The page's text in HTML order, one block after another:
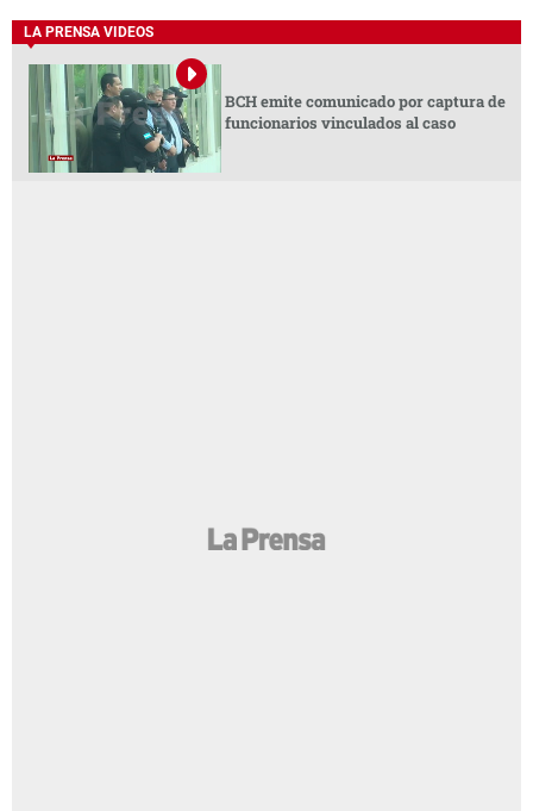
LA PRENSA VIDEOS
BCH emite comunicado por captura de
funcionarios vinculados al caso